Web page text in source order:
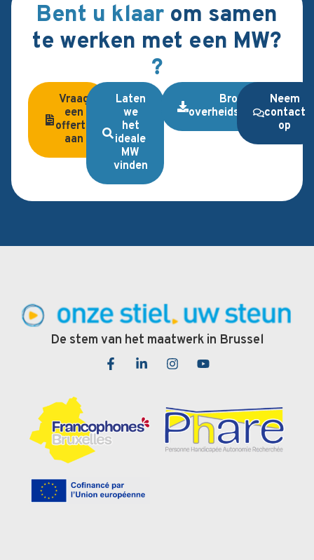
Bent u klaar om samen
te werken met een MW?
?
Vraag
een
offerte
aan
Laten
we
het
ideale
MW
vinden
Brochure
overheidsopdrachten
Neem
contact
op
De stem van het maatwerk in Brussel